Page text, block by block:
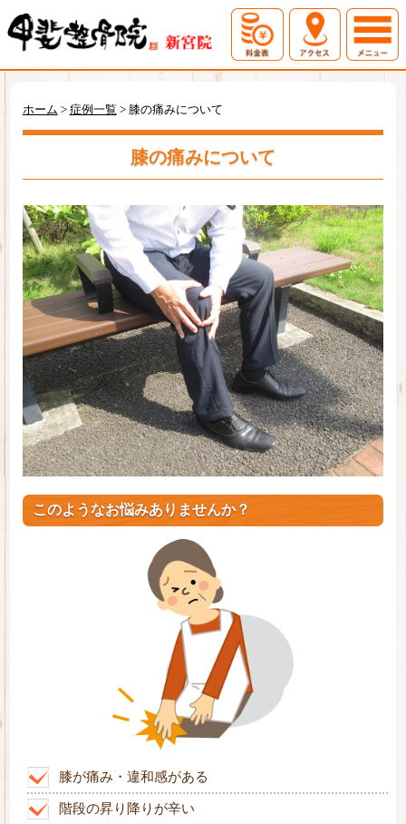
お問い合わせ
ホーム > 症例一覧 > 膝の痛みについて
膝の痛みについて
このようなお悩みありませんか？
膝が痛み・違和感がある
階段の昇り降りが辛い